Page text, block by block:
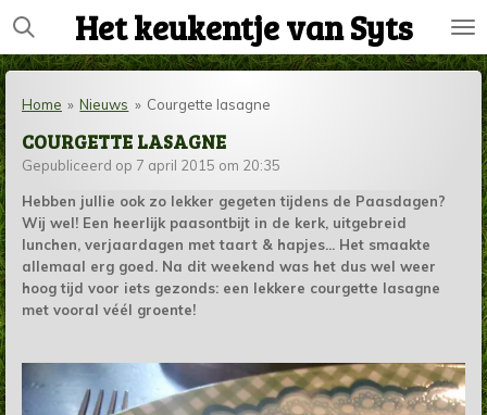
Ga
direct
naar
hoofdinhoud
Het keukentje van Syts
Home » Nieuws » Courgette lasagne
COURGETTE LASAGNE
Gepubliceerd op 7 april 2015 om 20:35
Hebben jullie ook zo lekker gegeten tijdens de Paasdagen?
Wij wel! Een heerlijk paasontbijt in de kerk, uitgebreid
lunchen, verjaardagen met taart & hapjes... Het smaakte
allemaal erg goed. Na dit weekend was het dus wel weer
hoog tijd voor iets gezonds: een lekkere courgette lasagne
met vooral véél groente!